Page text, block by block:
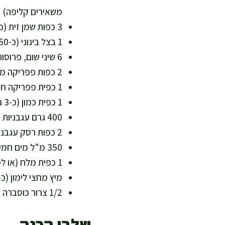
משאירים קליפה)
3 כפות שמן זית (כ-45 מ"ל) – שומן חד בלתי רווי שתומך בבריאות הלב
1 בצל בינוני (כ-150 גרם), קצוץ דק – מוסיף מתיקות טבעית ונוגדי חמצון
6 שיני שום, פרוסות – טעם עמוק ותמיכה טבעית במערכת החיסון
2 כפות פפריקה מתוקה (כ-16 גרם) – צבע חם וניחוח קלאסי
1 כפית פפריקה חריפה או 1/2 כפית צ'ילי יבש (לפי הטעם) – אפשר לשלוט בחריפות למשפחה
1 כפית כמון (כ-3 גרם) – תבלין מחמם שמתחבר לרוטב
400 גרם עגבניות מרוסקות ללא תוספת סוכר – בסיס טבעי, עשיר בליקופן
2 כפות רסק עגבניות (כ-30 גרם) – מעבה ומעמיק טעם בלי סוכר מעובד
350 מ"ל מים חמים – לפתיחת הרוטב לבישול עדין
1 כפית מלח (או לפי הטעם) – מומלץ להתחיל מעט ולהתאים בסוף
מיץ מחצי לימון (כ-20 מ"ל) – מאזן את השומן ומחדד
1/2 צרור כוסברה קצוצה (כ-20 גרם) – ויטמין C וניחוח רענן